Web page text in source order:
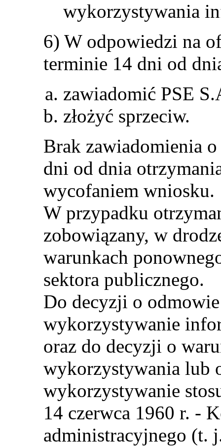
wykorzystywania
6) W odpowiedzi na
terminie 14 dni od
zawiadomić PSE
złożyć sprzeciw.
Brak zawiadomienia
dni od dnia
wycofaniem wniosku.
W przypadku
zobowiązany, w
warunkach
sektora publicznego.
Do decyzji o
wykorzystywanie
oraz do decyzji o
wykorzystywania lub
wykorzystywanie
14 czerwca 1960 r. -
administracyjnego (t.